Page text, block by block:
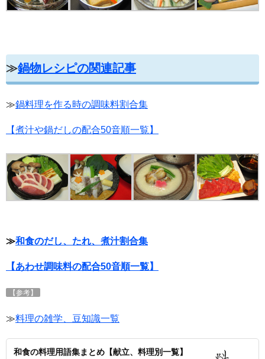
≫鍋物レシピの関連記事
≫鍋料理を作る時の調味料割合集
【煮汁や鍋だしの配合50音順一覧】
≫和食のだし、たれ、煮汁割合集
【あわせ調味料の配合50音順一覧】
【参考】
≫料理の雑学、豆知識一覧
和食の料理用語集まとめ【献立、料理別一覧】